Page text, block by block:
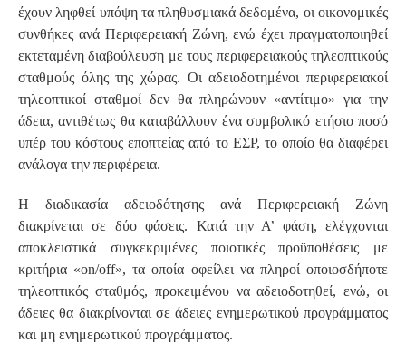
έχουν ληφθεί υπόψη τα πληθυσμιακά δεδομένα, οι οικονομικές
συνθήκες ανά Περιφερειακή Ζώνη, ενώ έχει πραγματοποιηθεί
εκτεταμένη διαβούλευση με τους περιφερειακούς τηλεοπτικούς
σταθμούς όλης της χώρας. Οι αδειοδοτημένοι περιφερειακοί
τηλεοπτικοί σταθμοί δεν θα πληρώνουν «αντίτιμο» για την
άδεια, αντιθέτως θα καταβάλλουν ένα συμβολικό ετήσιο ποσό
υπέρ του κόστους εποπτείας από το ΕΣΡ, το οποίο θα διαφέρει
ανάλογα την περιφέρεια.
Η διαδικασία αδειοδότησης ανά Περιφερειακή Ζώνη
διακρίνεται σε δύο φάσεις. Κατά την Α’ φάση, ελέγχονται
αποκλειστικά συγκεκριμένες ποιοτικές προϋποθέσεις με
κριτήρια «on/off», τα οποία οφείλει να πληροί οποιοσδήποτε
τηλεοπτικός σταθμός, προκειμένου να αδειοδοτηθεί, ενώ, οι
άδειες θα διακρίνονται σε άδειες ενημερωτικού προγράμματος
και μη ενημερωτικού προγράμματος.